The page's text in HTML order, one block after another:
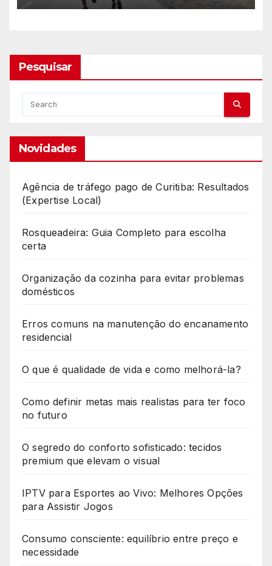
Pesquisar
Novidades
Agência de tráfego pago de Curitiba: Resultados
(Expertise Local)
Rosqueadeira: Guia Completo para escolha
certa
Organização da cozinha para evitar problemas
domésticos
Erros comuns na manutenção do encanamento
residencial
O que é qualidade de vida e como melhorá-la?
Como definir metas mais realistas para ter foco
no futuro
O segredo do conforto sofisticado: tecidos
premium que elevam o visual
IPTV para Esportes ao Vivo: Melhores Opções
para Assistir Jogos
Consumo consciente: equilíbrio entre preço e
necessidade